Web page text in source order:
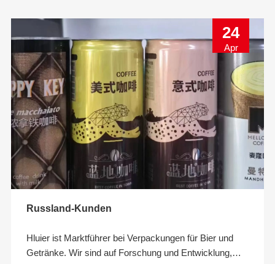
24
Apr
Russland-Kunden
Hluier ist Marktführer bei Verpackungen für Bier und
Getränke. Wir sind auf Forschung und Entwicklung,